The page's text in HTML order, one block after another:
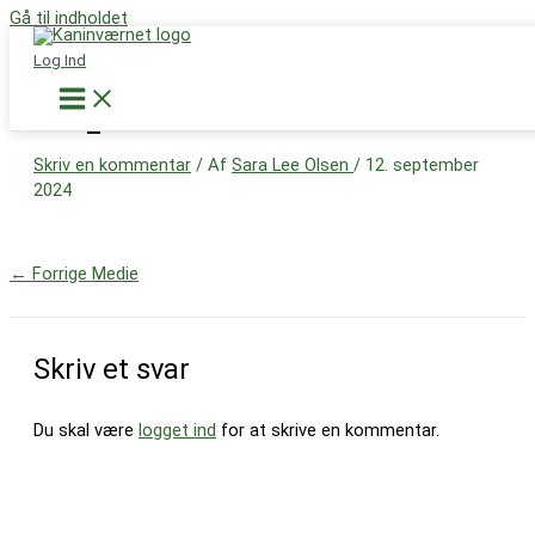
Gå til indholdet
Log Ind
Støt nu
IMG_5196
Skriv en kommentar / Af Sara Lee Olsen / 12. september
2024
← Forrige Medie
Skriv et svar
Du skal være logget ind for at skrive en kommentar.